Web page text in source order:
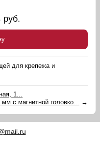
руб.
для крепежа и
1...
с магнитной головко... →